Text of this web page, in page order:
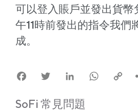
可以登入賬戶並發出貨幣
午11時前發出的指令我們
成。
FacebookTwitter LinkedIn
SoFi 常見問題